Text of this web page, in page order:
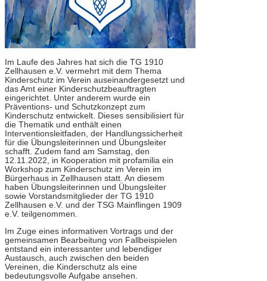
Im Laufe des Jahres hat sich die TG 1910
Zellhausen e.V. vermehrt mit dem Thema
Kinderschutz im Verein auseinandergesetzt und
das Amt einer Kinderschutzbeauftragten
eingerichtet. Unter anderem wurde ein
Präventions- und Schutzkonzept zum
Kinderschutz entwickelt. Dieses sensibilisiert für
die Thematik und enthält einen
Interventionsleitfaden, der Handlungssicherheit
für die Übungsleiterinnen und Übungsleiter
schafft. Zudem fand am Samstag, den
12.11.2022, in Kooperation mit profamilia ein
Workshop zum Kinderschutz im Verein im
Bürgerhaus in Zellhausen statt. An diesem
haben Übungsleiterinnen und Übungsleiter
sowie Vorstandsmitglieder der TG 1910
Zellhausen e.V. und der TSG Mainflingen 1909
e.V. teilgenommen.
Im Zuge eines informativen Vortrags und der
gemeinsamen Bearbeitung von Fallbeispielen
entstand ein interessanter und lebendiger
Austausch, auch zwischen den beiden
Vereinen, die Kinderschutz als eine
bedeutungsvolle Aufgabe ansehen.